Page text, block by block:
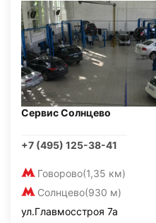
Сервис Солнцево
+7 (495) 125-38-41
Говорово(1,35 км)
Солнцево(930 м)
ул.Главмосстроя 7а